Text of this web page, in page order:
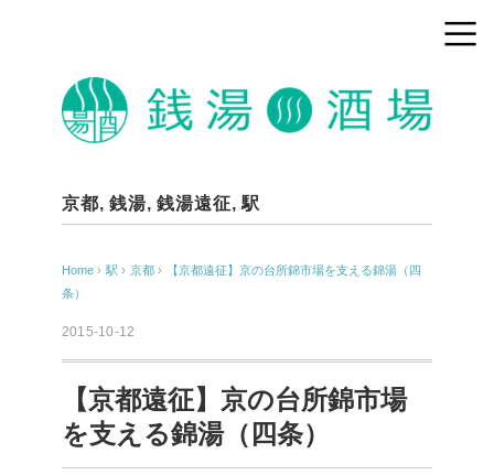
京都,銭湯,銭湯遠征,駅
Home › 駅 › 京都 ›
【京都遠征】京の台所錦市場を支える錦湯（四
条）
2015-10-12
【京都遠征】京の台所錦市場
を支える錦湯（四条）